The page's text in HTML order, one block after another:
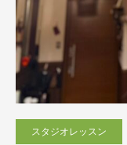
スタジオレッスン